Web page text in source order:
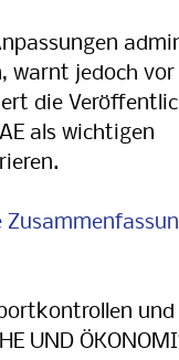
warnt jedoch vor
die
als wichtigen
und
UND